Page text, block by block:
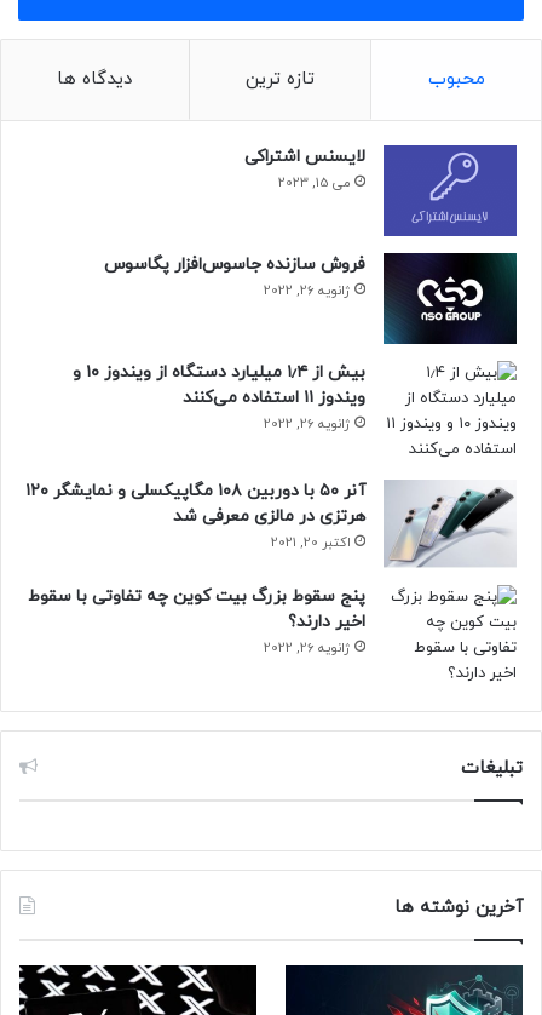
حتما بخوانید :
سیاره‌ای فراخورشیدی با ترکیب جوی عجیب،
نظریه‌های شکل‌گیری سیاره‌ها را به چالش می‌کشد
منبع : زومیت
محبوب تازه ترین دیدگاه ها
لایسنس اشتراکی
می 15, 2023
فروش سازنده جاسوس‌افزار پگاسوس
ژانویه 26, 2022
بیش از ۱٫۴ میلیارد دستگاه از ویندوز ۱۰ و
ویندوز ۱۱ استفاده می‌کنند
ژانویه 26, 2022
آنر ۵۰ با دوربین ۱۰۸ مگاپیکسلی و نمایشگر ۱۲۰
هرتزی در مالزی معرفی شد
اکتبر 20, 2021
پنج سقوط بزرگ بیت کوین چه تفاوتی با سقوط
اخیر دارند؟
ژانویه 26, 2022
تبلیغات
آخرین نوشته ها